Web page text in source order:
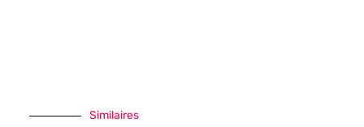
Similaires